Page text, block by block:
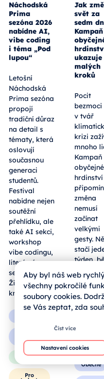
Náchodská
Prima
sezóna 2026
nabídne AI,
vibe coding
i téma „Pod
lupou“
Letošní
Náchodská
Prima sezóna
propojí
tradiční důraz
na detail s
tématy, která
oslovují
současnou
generaci
studentů.
Festival
nabídne nejen
soutěžní
přehlídku, ale
také AI sekci,
workshop
vibe codingu,
literární
seminář nebo
Živou
knihovnu.
pedagogy
Pro rodiče
Pro
Jak
svět za
sedm
Kampaň
ukazuje
malých
kroků
Pocit
v tvář
krizi
mnoho
Kampaň
změna
nemusí
začínat
velkými
gesty.
stačí
týden,
něhož
nového
zjistí, že i
malý
skutečný
dopad.
Obecné
Aby byl náš web
všechny pokročilé
soubory cookies.
se Vás zeptat, zda
Číst více
Nastavení cookies